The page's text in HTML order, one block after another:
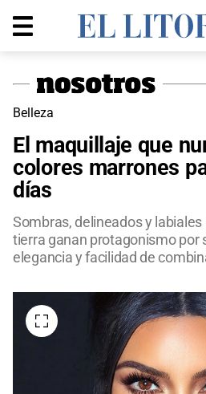
Belleza
El maquillaje que
colores marrones
días
Sombras, delineados y
tierra ganan protagonismo por
elegancia y facilidad de